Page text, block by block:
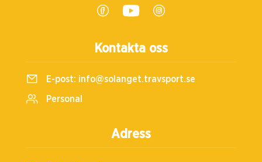
Kontakta oss
E-post: info@solanget.travsport.se
Personal
Adress